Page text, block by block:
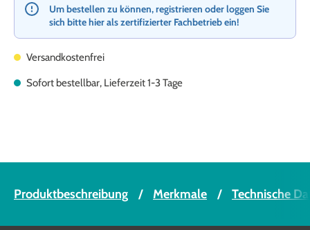
Um bestellen zu können, registrieren oder loggen Sie
sich bitte hier als zertifizierter Fachbetrieb ein!
Versandkostenfrei
Sofort bestellbar, Lieferzeit 1-3 Tage
Produktbeschreibung Merkmale Technische